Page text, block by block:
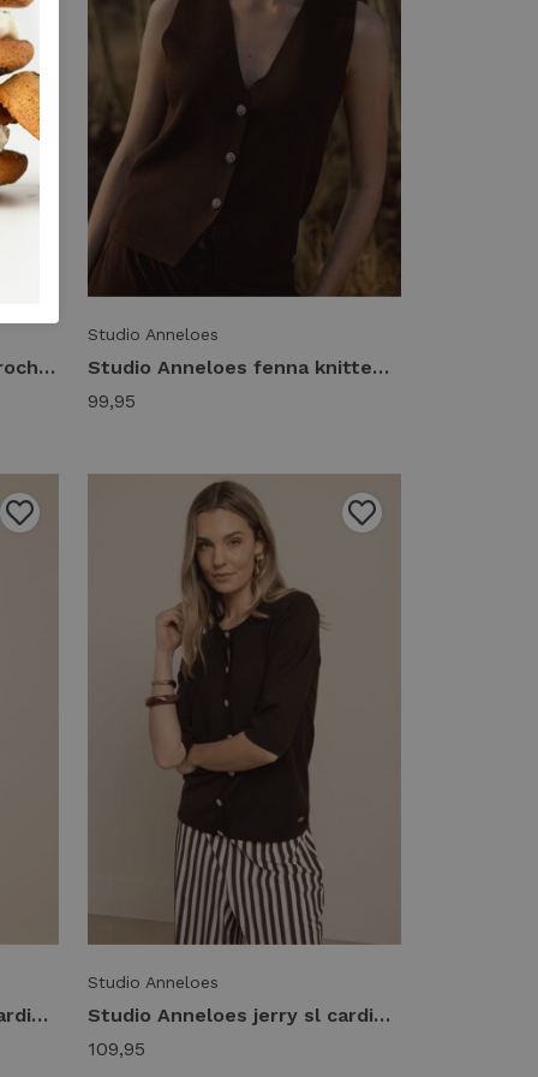
Studio Anneloes annyka crochet cardigan 13991 Vest 1700 ecru
Studio Anneloes
Studio Anneloes fenna knitted gilet 13987 Gilets 8700 espresso
99,95
Studio Anneloes jerry sl cardigan 13918 Vest 4400 pop pink
Studio Anneloes
Studio Anneloes jerry sl cardigan 13918 Vest 8700 espresso
109,95